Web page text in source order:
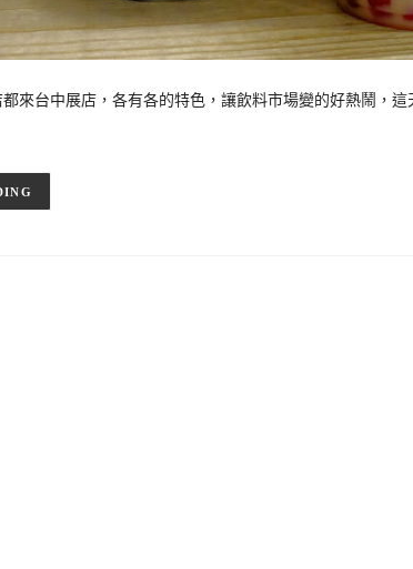
來台中展店，各有各的特色，讓飲料市場變的好熱鬧，